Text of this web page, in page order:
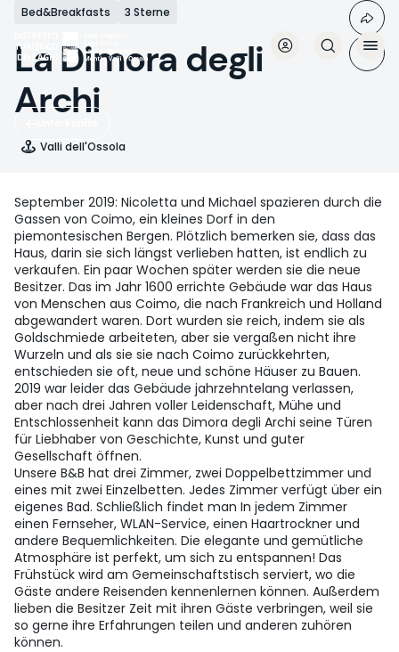
Direkt
Inhalt
Bed&Breakfasts 3 Sterne
La Dimora degli
Archi
Valli dell'Ossola
September 2019: Nicoletta und Michael spazieren durch die
Gassen von Coimo, ein kleines Dorf in den
piemontesischen Bergen. Plötzlich bemerken sie, dass das
Haus, darin sie sich längst verlieben hatten, ist endlich zu
verkaufen. Ein paar Wochen später werden sie die neue
Besitzer. Das im Jahr 1600 errichte Gebäude war das Haus
von Menschen aus Coimo, die nach Frankreich und Holland
abgewandert waren. Dort wurden sie reich, indem sie als
Goldschmiede arbeiteten, aber sie vergaßen nicht ihre
Wurzeln und als sie sie nach Coimo zurückkehrten,
entschieden sie oft, neue und schöne Häuser zu Bauen.
2019 war leider das Gebäude jahrzehntelang verlassen,
aber nach drei Jahren voller Leidenschaft, Mühe und
Entschlossenheit kann das Dimora degli Archi seine Türen
für Liebhaber von Geschichte, Kunst und guter
Gesellschaft öffnen.
Unsere B&B hat drei Zimmer, zwei Doppelbettzimmer und
eines mit zwei Einzelbetten. Jedes Zimmer verfügt über ein
eigenes Bad. Schließlich findet man In jedem Zimmer
einen Fernseher, WLAN-Service, einen Haartrockner und
andere Bequemlichkeiten. Die elegante und gemütliche
Atmosphäre ist perfekt, um sich zu entspannen! Das
Frühstück wird am Gemeinschaftstisch serviert, wo die
Gäste andere Reisenden kennenlernen können. Außerdem
lieben die Besitzer Zeit mit ihren Gäste verbringen, weil sie
so gerne ihre Erfahrungen teilen und anderen zuhören
können.